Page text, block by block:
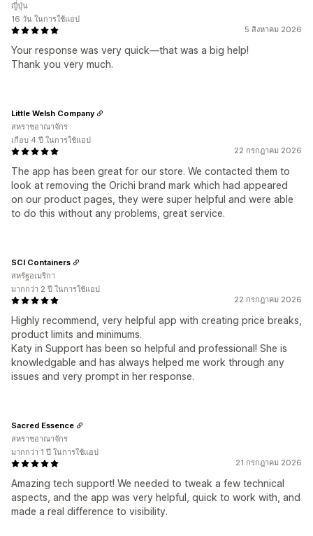
5 สิงหาคม 2026
Your response was very quick—that was a big help!
Thank you very much.
ญี่ปุ่น
16 วัน ในการใช้แอป
22 กรกฎาคม 2026
The app has been great for our store. We contacted them to
look at removing the Orichi brand mark which had appeared
on our product pages, they were super helpful and were able
to do this without any problems, great service.
Little Welsh Company
สหราชอาณาจักร
เกือบ 4 ปี ในการใช้แอป
22 กรกฎาคม 2026
Highly recommend, very helpful app with creating price breaks,
product limits and minimums.
Katy in Support has been so helpful and professional! She is
knowledgable and has always helped me work through any
issues and very prompt in her response.
SCI Containers
สหรัฐอเมริกา
มากกว่า 2 ปี ในการใช้แอป
21 กรกฎาคม 2026
Amazing tech support! We needed to tweak a few technical
aspects, and the app was very helpful, quick to work with, and
made a real difference to visibility.
Sacred Essence
สหราชอาณาจักร
มากกว่า 1 ปี ในการใช้แอป